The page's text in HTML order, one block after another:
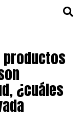
¿cuáles